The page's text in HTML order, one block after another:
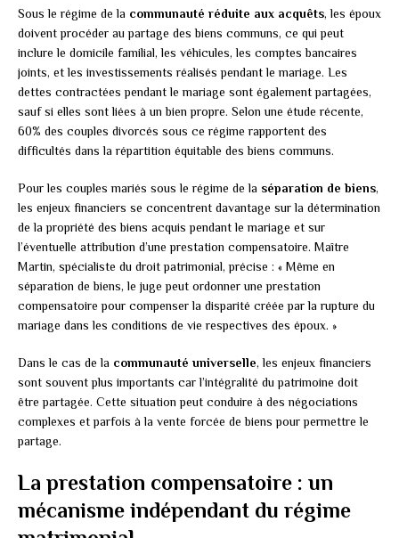
Sous le régime de la communauté réduite aux acquêts, les époux
doivent procéder au partage des biens communs, ce qui peut
inclure le domicile familial, les véhicules, les comptes bancaires
joints, et les investissements réalisés pendant le mariage. Les
dettes contractées pendant le mariage sont également partagées,
sauf si elles sont liées à un bien propre. Selon une étude récente,
60% des couples divorcés sous ce régime rapportent des
difficultés dans la répartition équitable des biens communs.
Pour les couples mariés sous le régime de la séparation de biens,
les enjeux financiers se concentrent davantage sur la détermination
de la propriété des biens acquis pendant le mariage et sur
l’éventuelle attribution d’une prestation compensatoire. Maître
Martin, spécialiste du droit patrimonial, précise : « Même en
séparation de biens, le juge peut ordonner une prestation
compensatoire pour compenser la disparité créée par la rupture du
mariage dans les conditions de vie respectives des époux. »
Dans le cas de la communauté universelle, les enjeux financiers
sont souvent plus importants car l’intégralité du patrimoine doit
être partagée. Cette situation peut conduire à des négociations
complexes et parfois à la vente forcée de biens pour permettre le
partage.
La prestation compensatoire : un
mécanisme indépendant du régime